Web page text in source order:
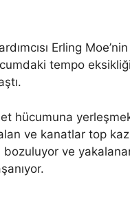
Erling
tempo
hücumuna
ve kanatlar top
bozuluyor ve